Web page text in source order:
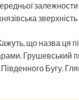
залежности
що назва ця
Грушевський
Бугу.